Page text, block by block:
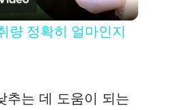
l
y
량 정확히 얼마인지
추는 데 도움이 되는